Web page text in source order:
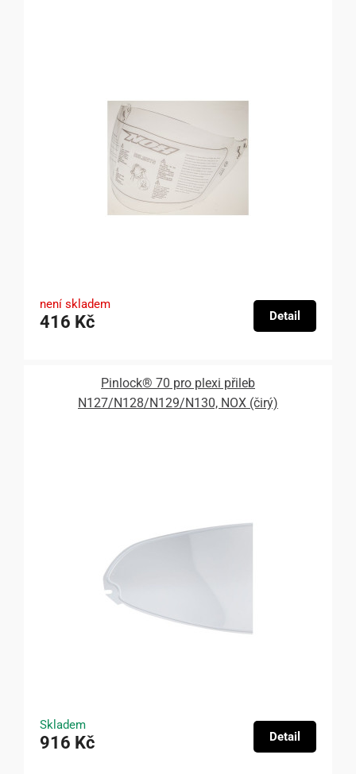
není skladem
416 Kč Detail
Pinlock® 70 pro plexi přileb
N127/N128/N129/N130, NOX (čirý)
Skladem
916 Kč Detail